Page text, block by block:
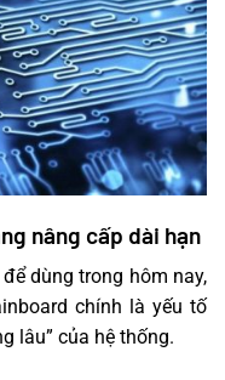
nâng cấp dài hạn
dùng trong hôm nay,
chính là yếu tố
lâu” của hệ thống.